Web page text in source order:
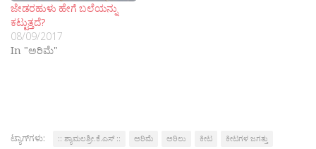
ಜೇಡರಹುಳು ಹೇಗೆ ಬಲೆಯನ್ನು
ಕಟ್ಟುತ್ತದೆ?
08/09/2017
In "ಅರಿಮೆ"
ಟ್ಯಾಗ್‌ಗಳು: :: ಶ್ಯಾಮಲಶ್ರೀ.ಕೆ.ಎಸ್ :: ಅರಿಮೆ ಅರಿಲು ಕೀಟ ಕೀಟಗಳ ಜಗತ್ತು